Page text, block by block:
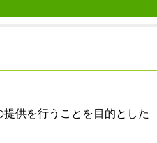
供を行うことを目的とした